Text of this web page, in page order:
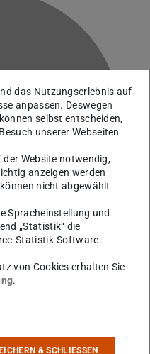
das Nutzungserlebnis auf
anpassen. Deswegen
selbst entscheiden,
unserer Webseiten
der Website notwendig,
anzeigen werden
nicht abgewählt
Spracheinstellung und
„Statistik“ die
Statistik-Software
von Cookies erhalten Sie
.
& SCHLIESSEN